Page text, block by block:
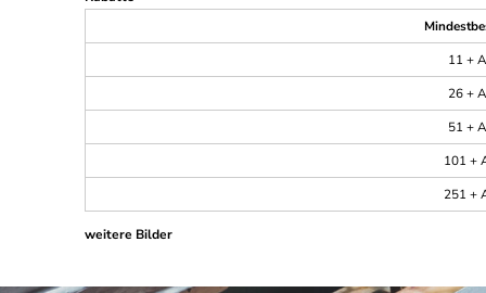
11 +
26 +
51 +
101 +
251 +
weitere Bilder